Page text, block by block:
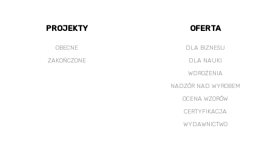
PROJEKTY
OBECNE
ZAKOŃCZONE
OFERTA
DLA BIZNESU
DLA NAUKI
WDROŻENIA
NADZÓR NAD WYROBEM
OCENA WZORÓW
CERTYFIKACJA
WYDAWNICTWO